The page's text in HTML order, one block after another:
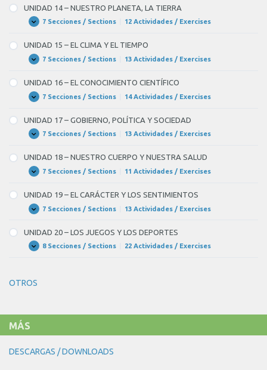
–
INTERNET
Y
TECNOLOGÍAS
UNIDAD 14 – NUESTRO PLANETA, LA TIERRA
Expandir
UNIDAD
–
NUESTRO
PLANETA,
LA
7 Secciones / Sections 12 Actividades / Exercises
UNIDAD 15 – EL CLIMA Y EL TIEMPO
Expandir
UNIDAD
–
EL
CLIMA
Y
TIEMPO
7 Secciones / Sections 13 Actividades / Exercises
UNIDAD 16 – EL CONOCIMIENTO CIENTÍFICO
Expandir
UNIDAD
–
EL
CONOCIMIENTO
CIENTÍFICO
7 Secciones / Sections 14 Actividades / Exercises
UNIDAD 17 – GOBIERNO, POLÍTICA Y SOCIEDAD
Expandir
UNIDAD
–
GOBIERNO,
POLÍTICA
Y
7 Secciones / Sections 13 Actividades / Exercises
UNIDAD 18 – NUESTRO CUERPO Y NUESTRA SALUD
Expandir
UNIDAD
–
NUESTRO
CUERPO
Y
SALUD
7 Secciones / Sections 11 Actividades / Exercises
UNIDAD 19 – EL CARÁCTER Y LOS SENTIMIENTOS
Expandir
UNIDAD
–
EL
CARÁCTER
Y
7 Secciones / Sections 13 Actividades / Exercises
UNIDAD 20 – LOS JUEGOS Y LOS DEPORTES
Expandir
UNIDAD
JUEGOS
8 Secciones / Sections 22 Actividades / Exercises
OTROS
MÁS
DESCARGAS / DOWNLOADS